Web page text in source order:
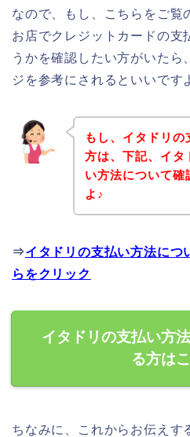
なので、もし、こちらをご覧
お店でクレジットカードの支
うかを確認したい方がいたら
ジを参考にされるといいです
もし、イタドリの
方は、下記、イタ
い方法について確
よ♪
⇒イタドリの支払い方法につ
らをクリック
イタドリの支払い方
る方は
ちなみに、これからお伝えす